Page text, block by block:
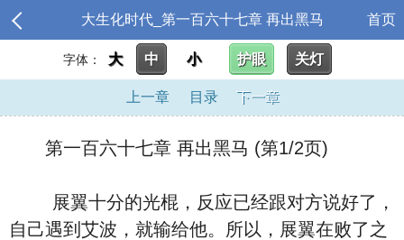
大生化时代_第一百六十七章 再出黑马 首页
字体： 大 中 小 护眼 关灯
上一章 目录 下一章
第一百六十七章 再出黑马 (第1/2页)
展翼十分的光棍，反应已经跟对方说好了，
自己遇到艾波，就输给他。所以，展翼在败了之